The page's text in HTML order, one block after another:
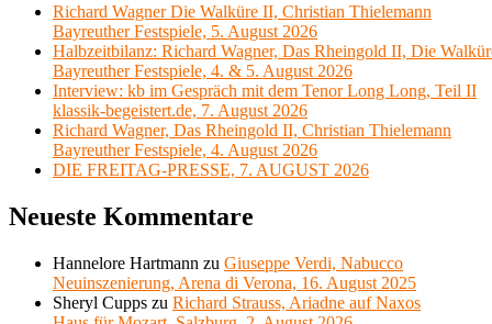
Richard Wagner Die Walküre II, Christian Thielemann
Bayreuther Festspiele, 5. August 2026
Halbzeitbilanz: Richard Wagner, Das Rheingold II, Die
Bayreuther Festspiele, 4. & 5. August 2026
Interview: kb im Gespräch mit dem Tenor Long Long, Teil II
klassik-begeistert.de, 7. August 2026
Richard Wagner, Das Rheingold II, Christian Thielemann
Bayreuther Festspiele, 4. August 2026
DIE FREITAG-PRESSE, 7. AUGUST 2026
Neueste Kommentare
Hannelore Hartmann zu Giuseppe Verdi, Nabucco
Neuinszenierung, Arena di Verona, 16. August 2025
Sheryl Cupps zu Richard Strauss, Ariadne auf Naxos